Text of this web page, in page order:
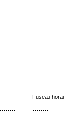
Fuseau